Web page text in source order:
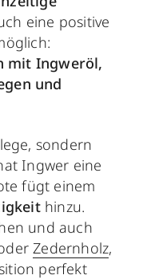
eine positive
mit Ingweröl,
und
sondern
Ingwer eine
fügt einem
hinzu.
und auch
Zedernholz,
perfekt